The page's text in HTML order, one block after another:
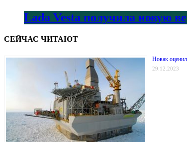
Lada Vesta получила новую
СЕЙЧАС ЧИТАЮТ
Новак
29.12.2023